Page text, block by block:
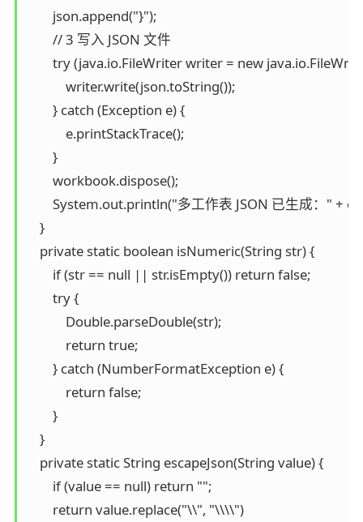
        json.append("}");
        // 3 写入 JSON 文件
try (java.io.FileWriter writer = new
            writer.write(json.toString());
        } catch (Exception e) {
            e.printStackTrace();
        }
        workbook.dispose();
System.out.println("多工作表 JSON 已生成：" +
    }
    private static boolean isNumeric(String str) {
        if (str == null || str.isEmpty()) return false;
        try {
            Double.parseDouble(str);
            return true;
        } catch (NumberFormatException e) {
            return false;
        }
    }
    private static String escapeJson(String value) {
        if (value == null) return "";
        return value.replace("\\", "\\\\")